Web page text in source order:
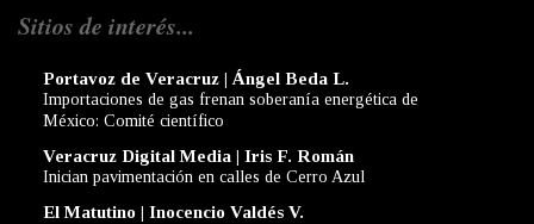
Sitios de interés...
Portavoz de Veracruz | Ángel Beda L.
Importaciones de gas frenan soberanía energética de
México: Comité científico
Veracruz Digital Media | Iris F. Román
Inician pavimentación en calles de Cerro Azul
El Matutino | Inocencio Valdés V.